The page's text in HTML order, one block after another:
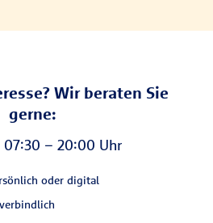
Wir beraten Sie
gerne:
07:30 – 20:00 Uhr
oder digital